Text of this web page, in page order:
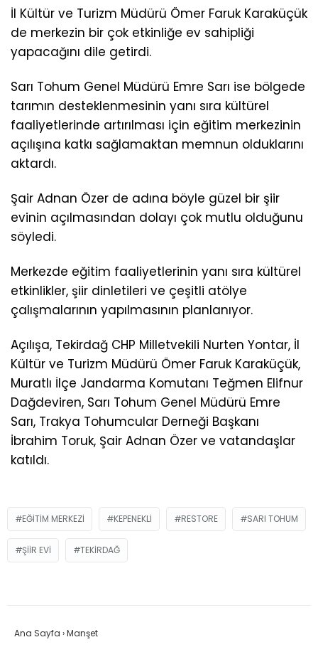
İl Kültür ve Turizm Müdürü Ömer Faruk Karaküçük
de merkezin bir çok etkinliğe ev sahipliği
yapacağını dile getirdi.
Sarı Tohum Genel Müdürü Emre Sarı ise bölgede
tarımın desteklenmesinin yanı sıra kültürel
faaliyetlerinde artırılması için eğitim merkezinin
açılışına katkı sağlamaktan memnun olduklarını
aktardı.
Şair Adnan Özer de adına böyle güzel bir şiir
evinin açılmasından dolayı çok mutlu olduğunu
söyledi.
Merkezde eğitim faaliyetlerinin yanı sıra kültürel
etkinlikler, şiir dinletileri ve çeşitli atölye
çalışmalarının yapılmasının planlanıyor.
Açılışa, Tekirdağ CHP Milletvekili Nurten Yontar, İl
Kültür ve Turizm Müdürü Ömer Faruk Karaküçük,
Muratlı İlçe Jandarma Komutanı Teğmen Elifnur
Dağdeviren, Sarı Tohum Genel Müdürü Emre
Sarı, Trakya Tohumcular Derneği Başkanı
İbrahim Toruk, Şair Adnan Özer ve vatandaşlar
katıldı.
EĞITIM MERKEZI KEPENEKLI RESTORE SARI TOHUM
ŞIIR EVI TEKIRDAĞ
Ana Sayfa ›Manşet